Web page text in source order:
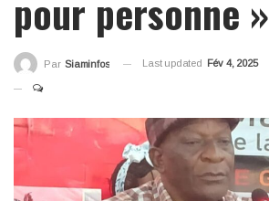
pour personne »
Par Siaminfos Last updated Fév 4, 2025